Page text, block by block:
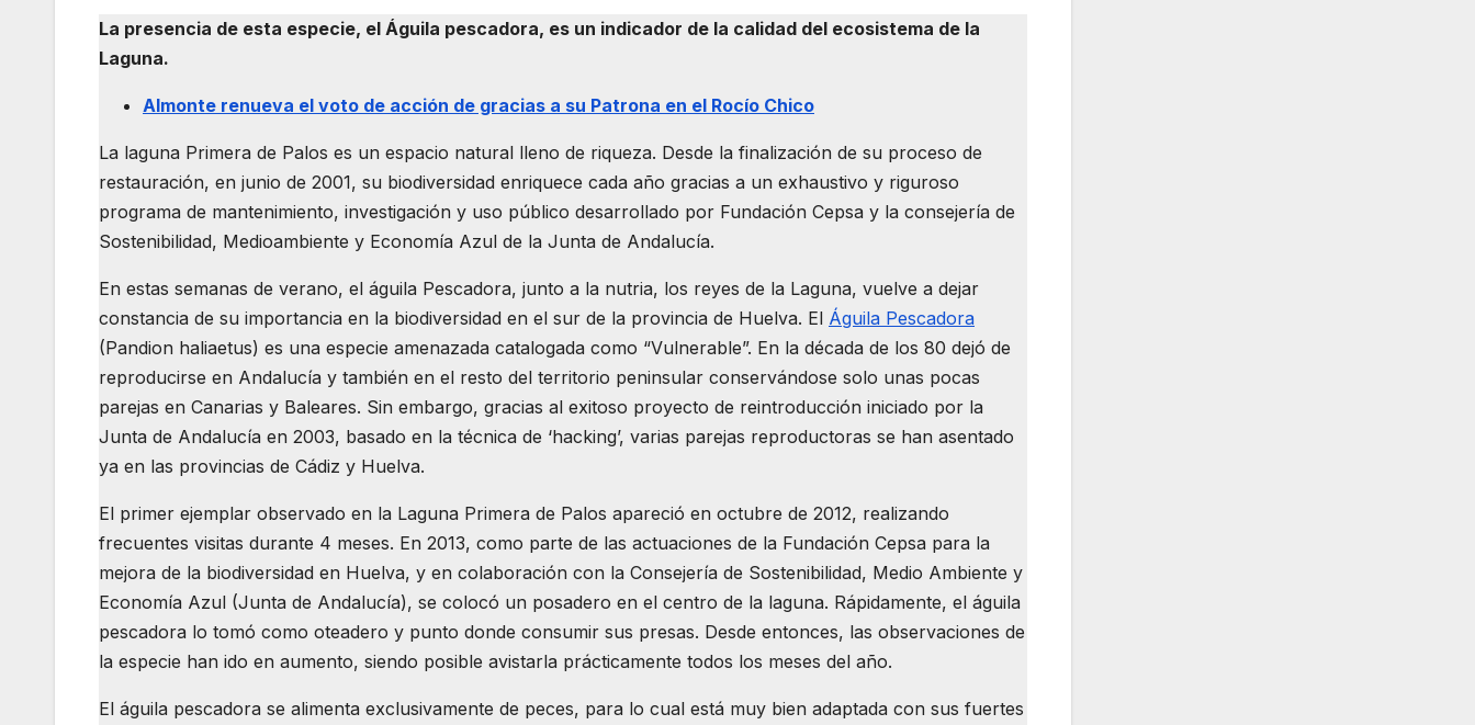
La presencia de esta especie, el Águila pescadora, es un indicador de la calidad del ecosistema de la
Laguna.
Almonte renueva el voto de acción de gracias a su Patrona en el Rocío Chico
La laguna Primera de Palos es un espacio natural lleno de riqueza. Desde la finalización de su proceso de
restauración, en junio de 2001, su biodiversidad enriquece cada año gracias a un exhaustivo y riguroso
programa de mantenimiento, investigación y uso público desarrollado por Fundación Cepsa y la consejería de
Sostenibilidad, Medioambiente y Economía Azul de la Junta de Andalucía.
En estas semanas de verano, el águila Pescadora, junto a la nutria, los reyes de la Laguna, vuelve a dejar
constancia de su importancia en la biodiversidad en el sur de la provincia de Huelva. El Águila Pescadora
(Pandion haliaetus) es una especie amenazada catalogada como “Vulnerable”. En la década de los 80 dejó de
reproducirse en Andalucía y también en el resto del territorio peninsular conservándose solo unas pocas
parejas en Canarias y Baleares. Sin embargo, gracias al exitoso proyecto de reintroducción iniciado por la
Junta de Andalucía en 2003, basado en la técnica de ‘hacking’, varias parejas reproductoras se han asentado
ya en las provincias de Cádiz y Huelva.
El primer ejemplar observado en la Laguna Primera de Palos apareció en octubre de 2012, realizando
frecuentes visitas durante 4 meses. En 2013, como parte de las actuaciones de la Fundación Cepsa para la
mejora de la biodiversidad en Huelva, y en colaboración con la Consejería de Sostenibilidad, Medio Ambiente y
Economía Azul (Junta de Andalucía), se colocó un posadero en el centro de la laguna. Rápidamente, el águila
pescadora lo tomó como oteadero y punto donde consumir sus presas. Desde entonces, las observaciones de
la especie han ido en aumento, siendo posible avistarla prácticamente todos los meses del año.
El águila pescadora se alimenta exclusivamente de peces, para lo cual está muy bien adaptada con sus fuertes